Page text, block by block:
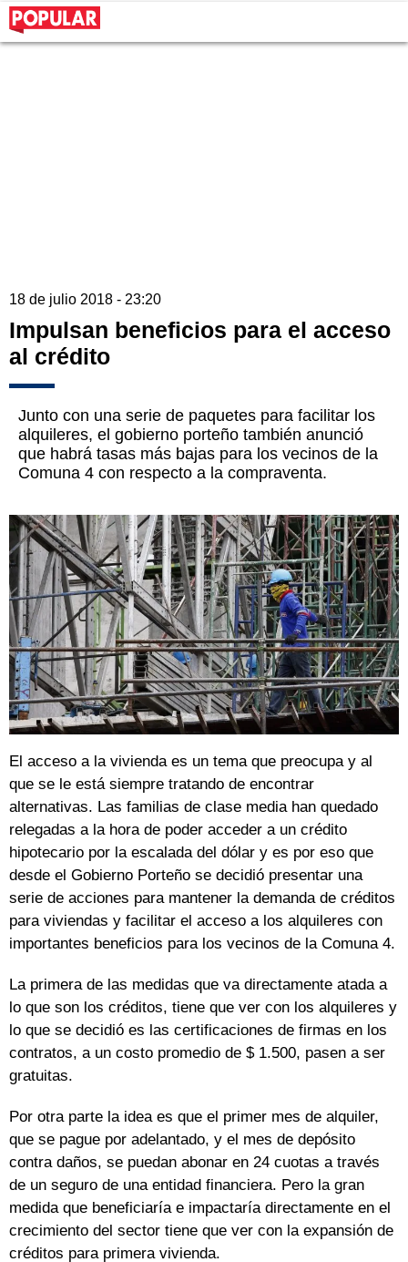
18 de julio 2018 - 23:20
Impulsan beneficios para el acceso
al crédito
Junto con una serie de paquetes para facilitar los
alquileres, el gobierno porteño también anunció
que habrá tasas más bajas para los vecinos de la
Comuna 4 con respecto a la compraventa.
El acceso a la vivienda es un tema que preocupa y al
que se le está siempre tratando de encontrar
alternativas. Las familias de clase media han quedado
relegadas a la hora de poder acceder a un crédito
hipotecario por la escalada del dólar y es por eso que
desde el Gobierno Porteño se decidió presentar una
serie de acciones para mantener la demanda de créditos
para viviendas y facilitar el acceso a los alquileres con
importantes beneficios para los vecinos de la Comuna 4.
La primera de las medidas que va directamente atada a
lo que son los créditos, tiene que ver con los alquileres y
lo que se decidió es las certificaciones de firmas en los
contratos, a un costo promedio de $ 1.500, pasen a ser
gratuitas.
Por otra parte la idea es que el primer mes de alquiler,
que se pague por adelantado, y el mes de depósito
contra daños, se puedan abonar en 24 cuotas a través
de un seguro de una entidad financiera. Pero la gran
medida que beneficiaría e impactaría directamente en el
crecimiento del sector tiene que ver con la expansión de
créditos para primera vivienda.